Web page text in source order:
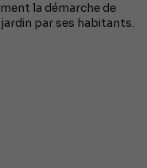
la démarche de
par ses habitants.